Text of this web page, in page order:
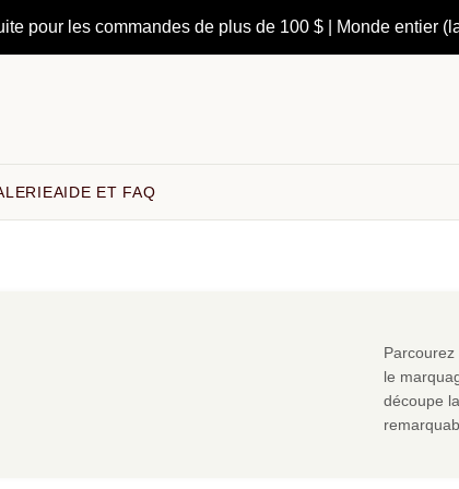
pour les commandes de plus de 100 $ | Monde entier
AIDE ET FAQ
le
découpe